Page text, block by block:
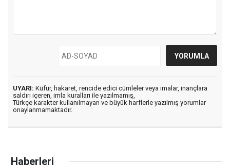
UYARI: Küfür, hakaret, rencide edici cümleler veya imalar, inançlara
saldırı içeren, imla kuralları ile yazılmamış,
Türkçe karakter kullanılmayan ve büyük harflerle yazılmış yorumlar
onaylanmamaktadır.
Haberleri